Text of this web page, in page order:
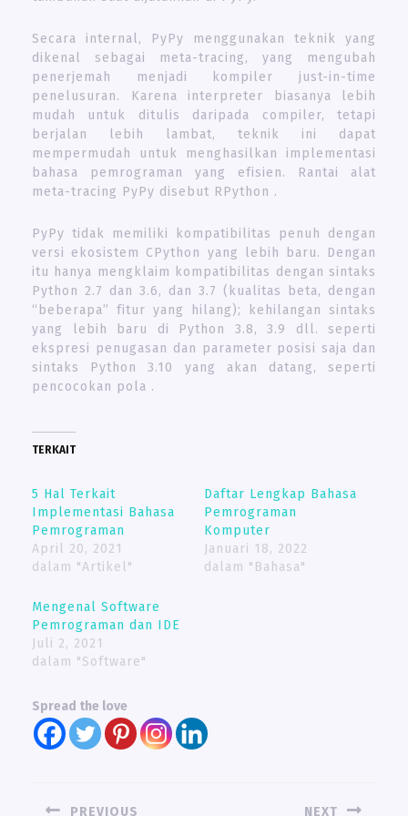
Secara internal, PyPy menggunakan teknik yang
dikenal sebagai meta-tracing, yang mengubah
penerjemah menjadi kompiler just-in-time
penelusuran. Karena interpreter biasanya lebih
mudah untuk ditulis daripada compiler, tetapi
berjalan lebih lambat, teknik ini dapat
mempermudah untuk menghasilkan implementasi
bahasa pemrograman yang efisien. Rantai alat
meta-tracing PyPy disebut RPython .
PyPy tidak memiliki kompatibilitas penuh dengan
versi ekosistem CPython yang lebih baru. Dengan
itu hanya mengklaim kompatibilitas dengan sintaks
Python 2.7 dan 3.6, dan 3.7 (kualitas beta, dengan
“beberapa” fitur yang hilang); kehilangan sintaks
yang lebih baru di Python 3.8, 3.9 dll. seperti
ekspresi penugasan dan parameter posisi saja dan
sintaks Python 3.10 yang akan datang, seperti
pencocokan pola .
TERKAIT
5 Hal Terkait
Implementasi Bahasa
Pemrograman
April 20, 2021
dalam "Artikel"
Daftar Lengkap Bahasa
Pemrograman
Komputer
Januari 18, 2022
dalam "Bahasa"
Mengenal Software
Pemrograman dan IDE
Juli 2, 2021
dalam "Software"
Spread the love
PREVIOUS NEXT